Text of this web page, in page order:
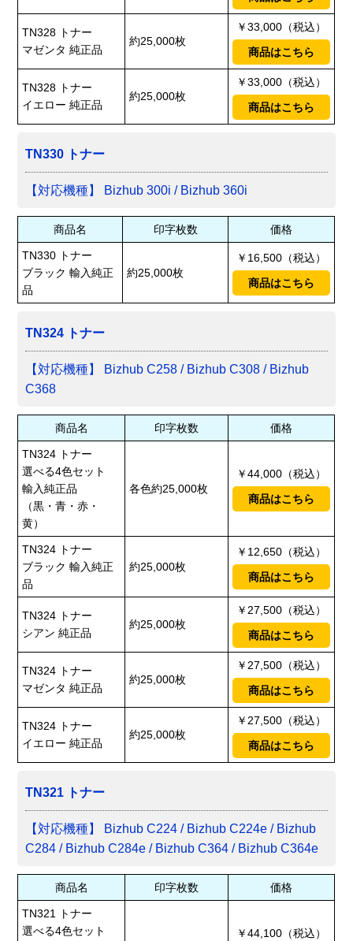
TN328 トナー
マゼンタ 純正品
約25,000枚
￥33,000（税込）
商品はこちら
TN328 トナー
イエロー 純正品
約25,000枚
￥33,000（税込）
商品はこちら
TN330 トナー
【対応機種】 Bizhub 300i / Bizhub 360i
商品名 印字枚数 価格
TN330 トナー
ブラック 輸入純正
品
約25,000枚
￥16,500（税込）
商品はこちら
TN324 トナー
【対応機種】 Bizhub C258 / Bizhub C308 / Bizhub
C368
商品名 印字枚数 価格
TN324 トナー
選べる4色セット
輸入純正品
（黒・青・赤・
黄）
各色約25,000枚
￥44,000（税込）
商品はこちら
TN324 トナー
ブラック 輸入純正
品
約25,000枚
￥12,650（税込）
商品はこちら
TN324 トナー
シアン 純正品
約25,000枚
￥27,500（税込）
商品はこちら
TN324 トナー
マゼンタ 純正品
約25,000枚
￥27,500（税込）
商品はこちら
TN324 トナー
イエロー 純正品
約25,000枚
￥27,500（税込）
商品はこちら
TN321 トナー
【対応機種】 Bizhub C224 / Bizhub C224e / Bizhub
C284 / Bizhub C284e / Bizhub C364 / Bizhub C364e
商品名 印字枚数 価格
TN321 トナー
選べる4色セット
￥44,100（税込）